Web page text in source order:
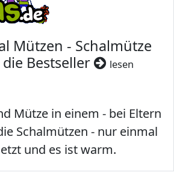
Mützen - Schalmütze
Bestseller
lesen
Mütze in einem - bei Eltern
Schalmützen - nur einmal
und es ist warm.